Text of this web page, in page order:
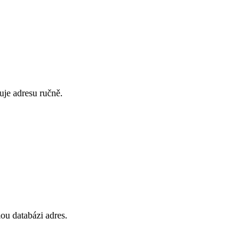
adresu ručně.
databázi adres.